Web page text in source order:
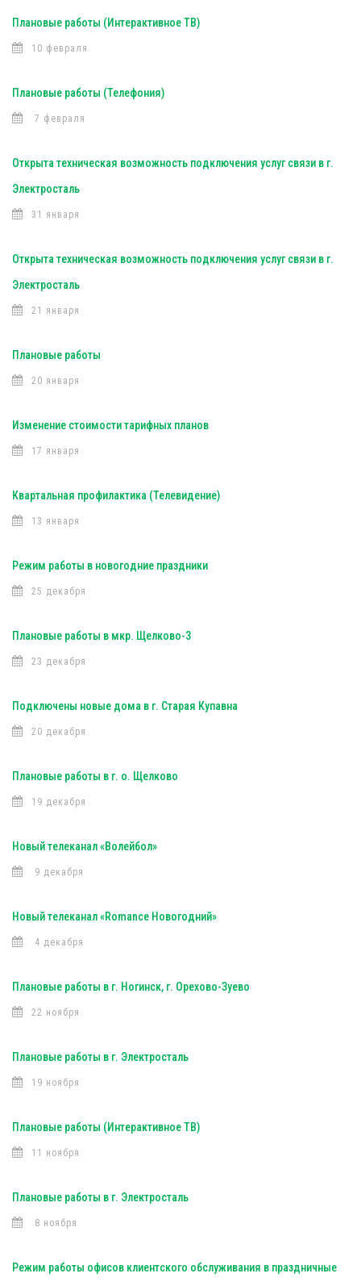
Плановые работы (Интерактивное ТВ)
10 февраля
Плановые работы (Телефония)
7 февраля
Открыта техническая возможность подключения услуг связи в г.
Электросталь
31 января
Открыта техническая возможность подключения услуг связи в г.
Электросталь
21 января
Плановые работы
20 января
Изменение стоимости тарифных планов
17 января
Квартальная профилактика (Телевидение)
13 января
Режим работы в новогодние праздники
25 декабря
Плановые работы в мкр. Щелково-3
23 декабря
Подключены новые дома в г. Старая Купавна
20 декабря
Плановые работы в г. о. Щелково
19 декабря
Новый телеканал «Волейбол»
9 декабря
Новый телеканал «Romance Новогодний»
4 декабря
Плановые работы в г. Ногинск, г. Орехово-Зуево
22 ноября
Плановые работы в г. Электросталь
19 ноября
Плановые работы (Интерактивное ТВ)
11 ноября
Плановые работы в г. Электросталь
8 ноября
Режим работы офисов клиентского обслуживания в праздничные